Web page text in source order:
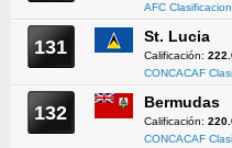
AFC
131 St. Lucia
Calificación:
CONCACAF
132 Bermudas
Calificación:
CONCACAF